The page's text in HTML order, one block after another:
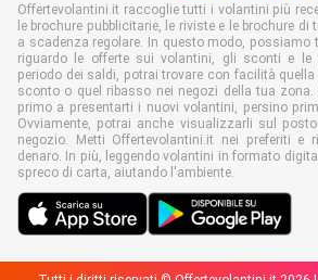
Offertevolantini.it raccoglie tutti i volantini più
le brochure pubblicitarie, le riviste e le brochure
a scadenza regolare. In questo modo, possiamo
riguardo le offerte sui volantini, gli sconti e le
periodo dei saldi, potrai trovare con facilità
sconto o quel ribasso nei negozi della tua
primo a presentarti i nuovi volantini, persino
Ovviamente, potrai anche visualizzarli sul
negozio. Metti Offertevolantini.it nei preferiti e
denaro. In più, leggendo volantini in formato
spreco di carta, aiutando l'ambiente.